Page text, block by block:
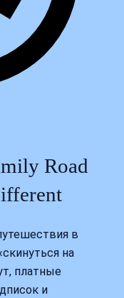
Road
в
на
платные
и